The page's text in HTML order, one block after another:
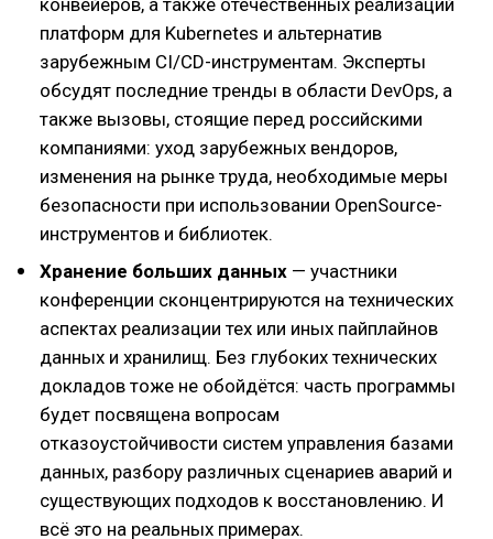
конвейеров, а также отечественных реализаций
платформ для Kubernetes и альтернатив
зарубежным CI/CD-инструментам. Эксперты
обсудят последние тренды в области DevOps, а
также вызовы, стоящие перед российскими
компаниями: уход зарубежных вендоров,
изменения на рынке труда, необходимые меры
безопасности при использовании OpenSource-
инструментов и библиотек.
Хранение больших данных — участники
конференции сконцентрируются на технических
аспектах реализации тех или иных пайплайнов
данных и хранилищ. Без глубоких технических
докладов тоже не обойдётся: часть программы
будет посвящена вопросам
отказоустойчивости систем управления базами
данных, разбору различных сценариев аварий и
существующих подходов к восстановлению. И
всё это на реальных примерах.